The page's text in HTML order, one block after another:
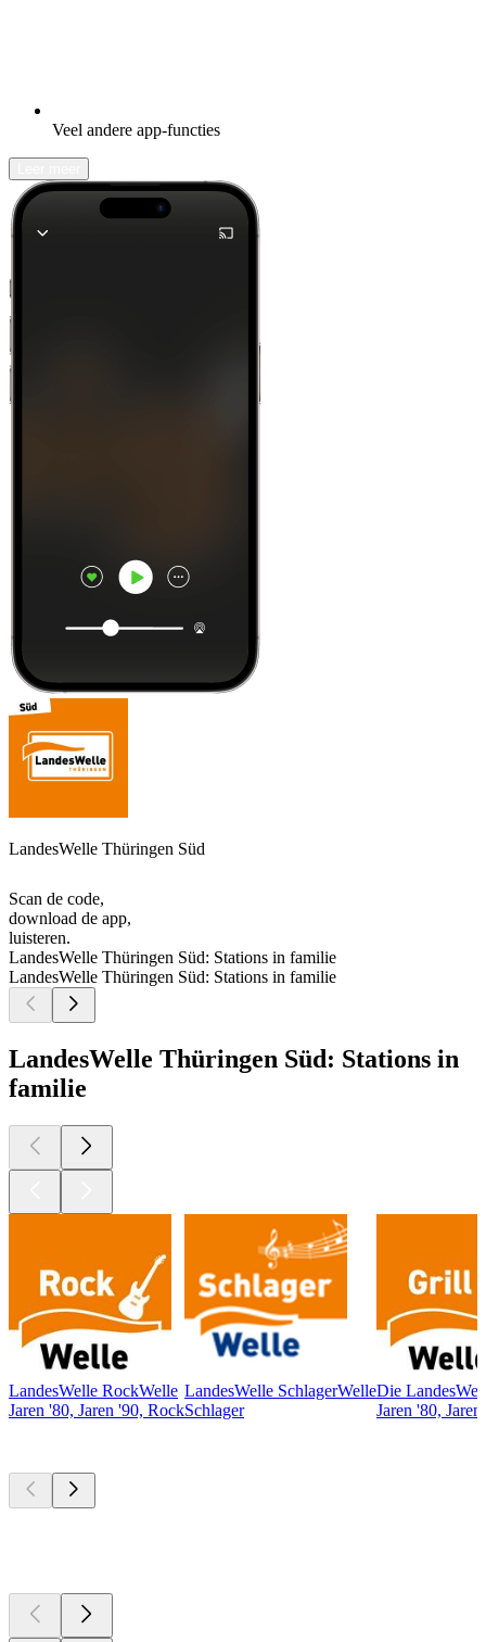
Veel andere app-functies
LandesWelle Thüringen Süd
Scan de code,
download de app,
luisteren.
LandesWelle Thüringen Süd: Stations in familie
LandesWelle Thüringen Süd: Stations in familie
LandesWelle Thüringen Süd: Stations in
familie
LandesWelle RockWelle
Jaren '80, Jaren '90, Rock
LandesWelle SchlagerWelle
Schlager
Die
Jaren '80,